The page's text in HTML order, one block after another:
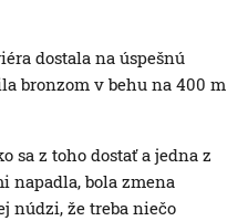
dostala na úspešnú
bronzom v behu na 400 m
sa z toho dostať a jedna z
napadla, bola zmena
núdzi, že treba niečo